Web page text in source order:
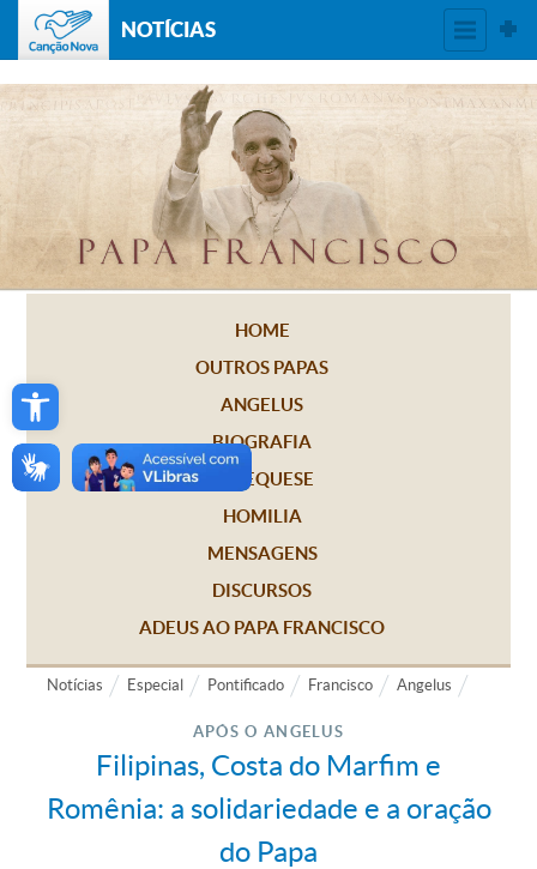
Open toolbar
NOTÍCIAS
HOME
OUTROS PAPAS
ANGELUS
BIOGRAFIA
CATEQUESE
HOMILIA
MENSAGENS
DISCURSOS
ADEUS AO PAPA FRANCISCO
Notícias Especial Pontificado Francisco Angelus
APÓS O ANGELUS
Filipinas, Costa do Marfim e
Romênia: a solidariedade e a oração
do Papa